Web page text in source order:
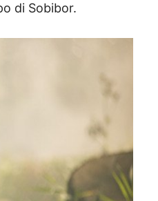
di Sobibor.